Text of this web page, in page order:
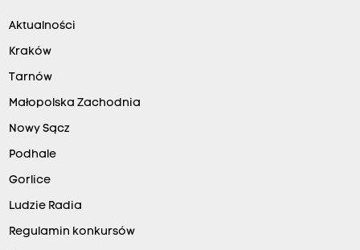
Aktualności
Kraków
Tarnów
Małopolska Zachodnia
Nowy Sącz
Podhale
Gorlice
Ludzie Radia
Regulamin konkursów